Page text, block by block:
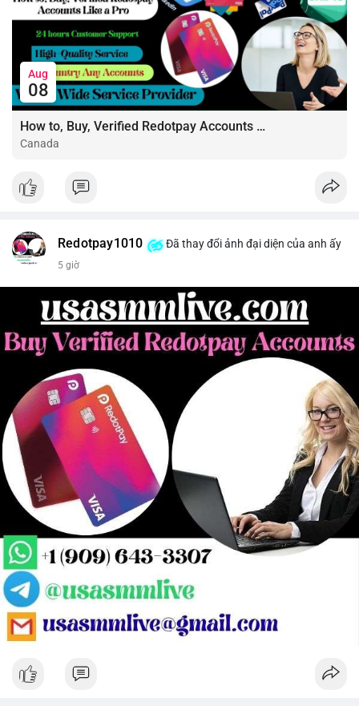
Quản trị vốn chặt chẽ, chỉ vào lệnh với rủi ro tối đa 1-2% tài
khoản cho mỗi vị thế.
#shortnear #near1.59#bearishnear #selllimit #vlikenear
Aug
08
How to, Buy, Verified Redotpay Accounts Like a Pro
Canada
Redotpay1010 Đã thay đổi ảnh đại diện của anh ấy
5 giờ